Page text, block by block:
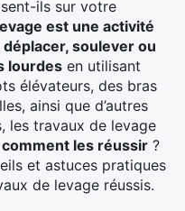
ils sur votre
est une activité
soulever ou
lourdes en utilisant
élévateurs, des bras
ainsi que d’autres
les travaux de levage
comment les réussir ?
et astuces pratiques
de levage réussis.